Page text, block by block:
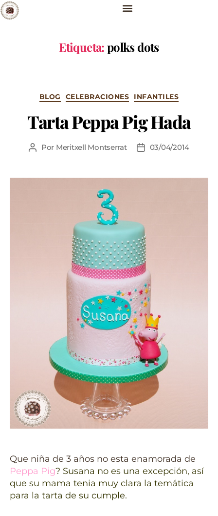
Etiqueta:polks dots
BLOG CELEBRACIONES INFANTILES
Tarta Peppa Pig Hada
Por Meritxell Montserrat 03/04/2014
Que niña de 3 años no esta enamorada de
Peppa Pig? Susana no es una excepción, así
que su mama tenia muy clara la temática
para la tarta de su cumple.